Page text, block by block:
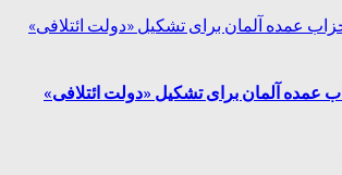
عمده آلمان برای تشکیل «دولت ائتلافی»